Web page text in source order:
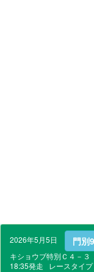
2026年5月5日 門別
キショウブ特別Ｃ４－３
18:35発走 レースタイプ